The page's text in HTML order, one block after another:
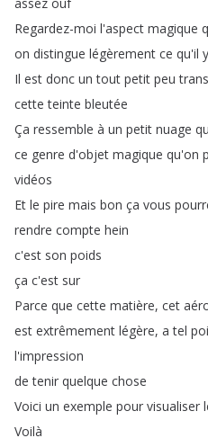
Regardez-moi l'aspect magique
on distingue légèrement ce qu'il y
Il est donc un tout petit peu
cette teinte bleutée
Ça ressemble à un petit nuage
ce genre d'objet magique qu'on
vidéos
Et le pire mais bon ça vous
rendre compte hein
c'est son poids
ça c'est sur
Parce que cette matière, cet
est extrêmement légère, a tel
l'impression
de tenir quelque chose
Voici un exemple pour visualiser
Voilà